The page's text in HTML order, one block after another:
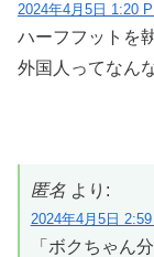
2024年4月5日 1:20
ハーフフットを
外国人ってなん
匿名 より:
2024年4月5日
「ボクちゃん